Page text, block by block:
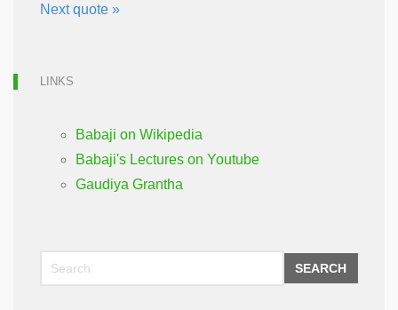
Next quote »
LINKS
Babaji on Wikipedia
Babaji's Lectures on Youtube
Gaudiya Grantha
SEARCH